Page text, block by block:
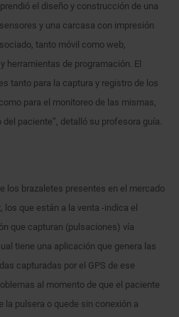
el diseño y construcción de una
y una carcasa con impresión
tanto móvil como web,
herramientas de programación. El
tanto para la captura y registro de los
para el monitoreo de las mismas,
paciente”, detalló su profesora guía.
los brazaletes presentes en el mercado
los que están a la venta -indica el
que capturan (pulsaciones) vía
tiene una aplicación que genera las
capturadas por el GPS de ese
al momento de que el paciente
la pulsera o quede sin conexión a